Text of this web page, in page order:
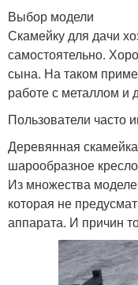
Выбор модели
Скамейку для дачи
самостоятельно.
сына. На таком
работе с металлом и
Пользователи часто
Деревянная
шарообразное
Из множества
которая не
аппарата. И причин